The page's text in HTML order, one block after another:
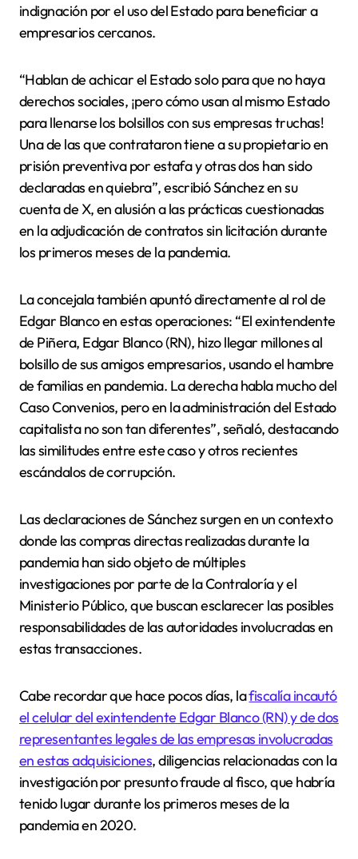
indignación por el uso del Estado para beneficiar a
empresarios cercanos.
“Hablan de achicar el Estado solo para que no haya
derechos sociales, ¡pero cómo usan al mismo Estado
para llenarse los bolsillos con sus empresas truchas!
Una de las que contrataron tiene a su propietario en
prisión preventiva por estafa y otras dos han sido
declaradas en quiebra”, escribió Sánchez en su
cuenta de X, en alusión a las prácticas cuestionadas
en la adjudicación de contratos sin licitación durante
los primeros meses de la pandemia.
La concejala también apuntó directamente al rol de
Edgar Blanco en estas operaciones: “El exintendente
de Piñera, Edgar Blanco (RN), hizo llegar millones al
bolsillo de sus amigos empresarios, usando el hambre
de familias en pandemia. La derecha habla mucho del
Caso Convenios, pero en la administración del Estado
capitalista no son tan diferentes”, señaló, destacando
las similitudes entre este caso y otros recientes
escándalos de corrupción.
Las declaraciones de Sánchez surgen en un contexto
donde las compras directas realizadas durante la
pandemia han sido objeto de múltiples
investigaciones por parte de la Contraloría y el
Ministerio Público, que buscan esclarecer las posibles
responsabilidades de las autoridades involucradas en
estas transacciones.
Cabe recordar que hace pocos días, lafiscalía incautó
el celular del exintendente Edgar Blanco (RN) y de dos
representantes legales de las empresas involucradas
en estas adquisiciones, diligencias relacionadas con la
investigación por presunto fraude al fisco, que habría
tenido lugar durante los primeros meses de la
pandemia en 2020.